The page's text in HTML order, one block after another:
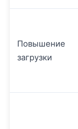
Повышение
загрузки